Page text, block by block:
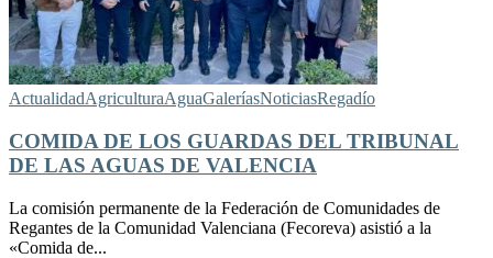
ActualidadAgriculturaAguaGaleríasNoticiasRegadío
COMIDA DE LOS GUARDAS DEL TRIBUNAL
DE LAS AGUAS DE VALENCIA
La comisión permanente de la Federación de Comunidades de
Regantes de la Comunidad Valenciana (Fecoreva) asistió a la
«Comida de...